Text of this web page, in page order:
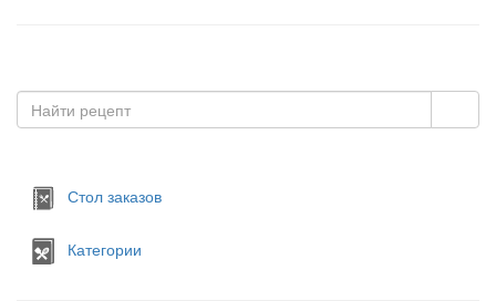
Стол заказов
Категории